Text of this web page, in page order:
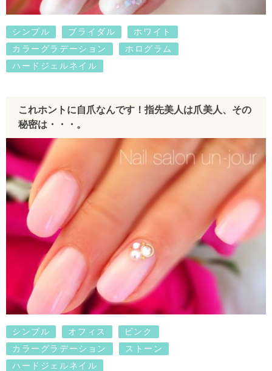
シンプル ブライダル
ホワイト
カラーグラデーション
ホログラム
ハードジェルネイル
これホントに自爪なんです！指先美人は爪美人、その
秘密は・・・。
シンプル オフィス
ピンク
カラーグラデーション
ストーン
ハードジェルネイル